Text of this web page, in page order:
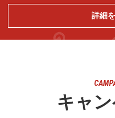
詳細
キャ